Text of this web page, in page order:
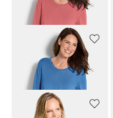
29,95 € 59,95 €
29,95 € 59,95 €